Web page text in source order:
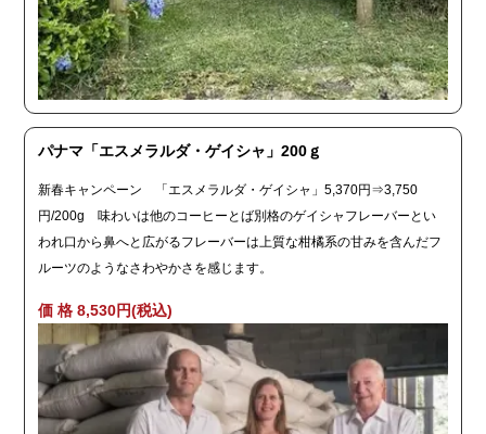
パナマ「エスメラルダ・ゲイシャ」200ｇ
新春キャンペーン 「エスメラルダ・ゲイシャ」5,370円⇒3,750
円/200g 味わいは他のコーヒーとば別格のゲイシャフレーバーとい
われ口から鼻へと広がるフレーバーは上質な柑橘系の甘みを含んだフ
ルーツのようなさわやかさを感じます。
価 格 8,530円(税込)